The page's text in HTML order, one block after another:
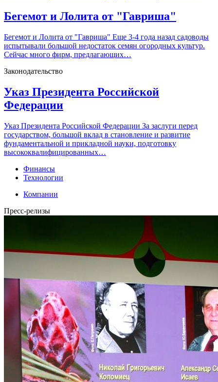
Бегемот и Лолита от "Гавриша"
Бегемот и Лолита от "Гавриша" Еще 3-4 года назад садоводы
испытывали большой недостаток семян огородных культур.
Сейчас много фирм, предлагающих…
Законодательство
Указ Президента Российской
Федерации
Указ Президента Российской Федерации За заслуги перед
государством, большой вклад в становление и развитие
фундаментальной и прикладной науки, подготовку
высококвалифицированных…
Финансы
Технологии
Компании
Пресс-релизы